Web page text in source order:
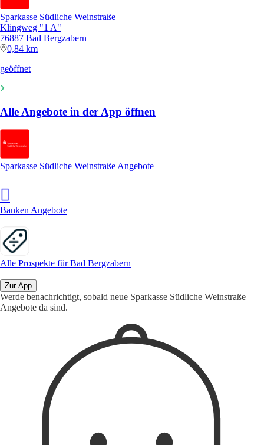
Sparkasse Südliche Weinstraße
Klingweg "1 A"
76887 Bad Bergzabern
0,84 km
geöffnet
Alle Angebote in der App öffnen
Sparkasse Südliche Weinstraße Angebote
Banken Angebote
Alle Prospekte für Bad Bergzabern
Zur App
Werde benachrichtigt, sobald neue Sparkasse Südliche Weinstraße
Angebote da sind.